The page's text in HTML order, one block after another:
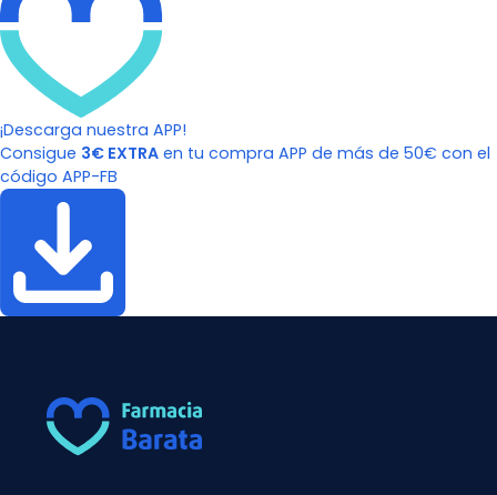
¡Descarga nuestra APP!
Consigue 3€ EXTRA en tu compra APP de más de 50€ con el
código APP-FB